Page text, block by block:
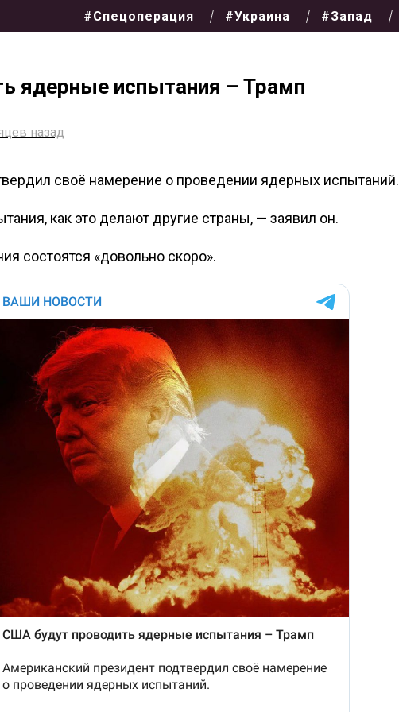
#Спецоперация #Украина #Запад
ядерные испытания – Трамп
назад
своё намерение о проведении ядерных испытаний.
как это делают другие страны, — заявил он.
состоятся «довольно скоро».